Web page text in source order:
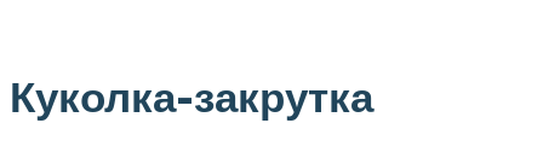
Куколка-закрутка